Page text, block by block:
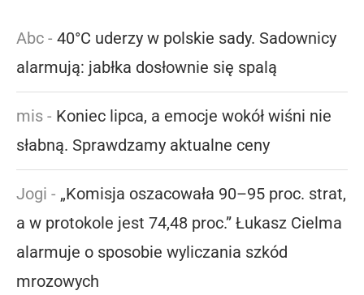
Abc - 40°C uderzy w polskie sady. Sadownicy
alarmują: jabłka dosłownie się spalą
mis - Koniec lipca, a emocje wokół wiśni nie
słabną. Sprawdzamy aktualne ceny
Jogi - „Komisja oszacowała 90–95 proc. strat,
a w protokole jest 74,48 proc.” Łukasz Cielma
alarmuje o sposobie wyliczania szkód
mrozowych